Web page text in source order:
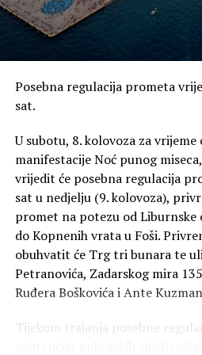
U tom kontekstu, „koliko bi tek
ratu i časnoj obrani ponovno
zemlju sa zatečenim granicama,
Sa svojom kulturnom i
naše osobnosti, s pravom se
dometa u europskim razmjerima
kulturu stvarali uglavnom pod
okupacijama svih svjetskih
Tomislav, navodeći strane
ovladati hrvatskim teritorijem.
halapljivosti, otrovna krv tuđih
Posebna regulacija prometa
sat.
U subotu, 8. kolovoza za vrijeme
manifestacije Noć punog
vrijedit će posebna regulacija
sat u nedjelju (9. kolovoza),
promet na potezu od Liburnske
do Kopnenih vrata u Foši.
obuhvatit će Trg tri bunara te
Petranovića, Zadarskog mira
Ruđera Boškovića i Ante
Tijekom trajanja posebne